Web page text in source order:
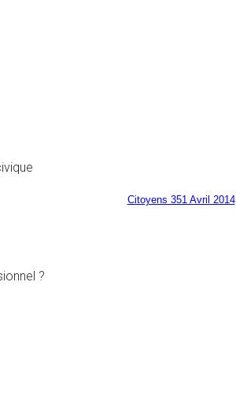
?
Citoyens 351 Avril 2014